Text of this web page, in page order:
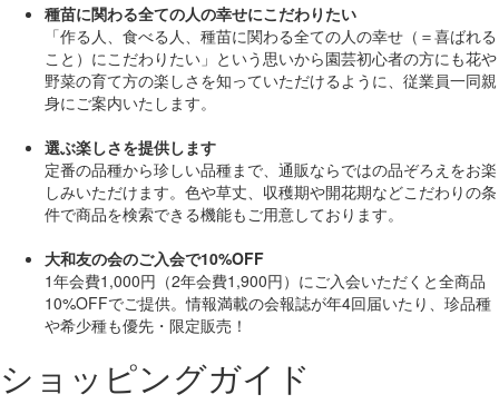
種苗に関わる全ての人の幸せにこだわりたい
「作る人、食べる人、種苗に関わる全ての人の幸せ（＝喜ばれる
こと）にこだわりたい」 という思いから園芸初心者の方にも花や
野菜の育て方の楽しさを知っていただけるように、従業員一同親
身にご案内いたします。
選ぶ楽しさを提供します
定番の品種から珍しい品種まで、通販ならではの品ぞろえをお楽
しみいただけます。色や草丈、収穫期や開花期などこだわりの条
件で商品を検索できる機能もご用意しております。
大和友の会のご入会で10%OFF
1年会費1,000円（2年会費1,900円）にご入会いただくと全商品
10%OFFでご提供。情報満載の会報誌が年4回届いたり、珍品種
や希少種も優先・限定販売！
ショッピングガイド